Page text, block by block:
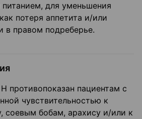
для уменьшения
потеря аппетита и/или
правом подреберье.
противопоказан пациентам с
чувствительностью к
соевым бобам, арахису и/или к